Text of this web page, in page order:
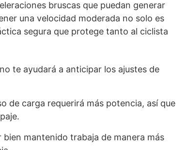
bruscas que puedan generar
una velocidad moderada no solo es
segura que protege tanto al ciclista
te ayudará a anticipar los ajustes de
de carga requerirá más potencia, así que
bien mantenido trabaja de manera más